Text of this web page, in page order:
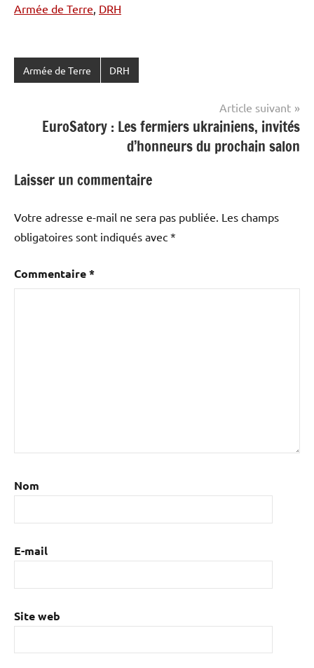
Armée de Terre DRH
Armée de Terre DRH
Article suivant
EuroSatory : Les fermiers ukrainiens, invités
d’honneurs du prochain salon
Laisser un commentaire
Votre adresse e-mail ne sera pas publiée. Les champs
obligatoires sont indiqués avec *
Commentaire*
Nom
E-mail
Site web